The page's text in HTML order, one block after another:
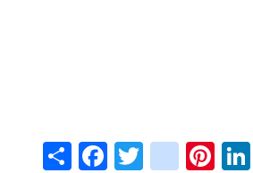
ShareFacebook
Twitter